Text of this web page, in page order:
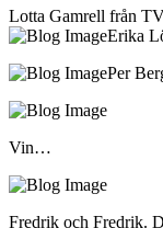
Lotta Gamrell från
Erika
Per
Vin…
Fredrik och Fredrik.